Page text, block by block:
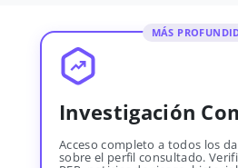
MÁS
Investigación
Acceso completo a todos los
sobre el perfil consultado.